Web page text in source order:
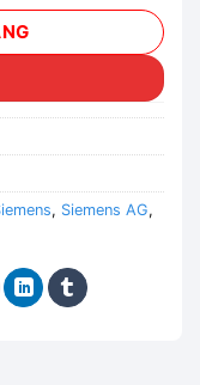
, Siemens AG,